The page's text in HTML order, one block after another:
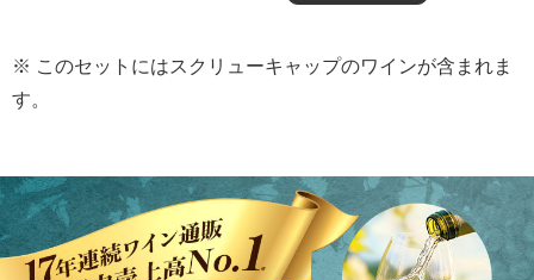
※ このセットにはスクリューキャップのワインが含まれま
す。